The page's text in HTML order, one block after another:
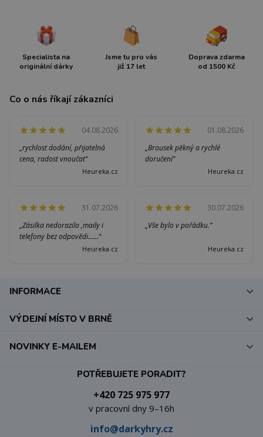
Specialista na
originální dárky
Jsme tu pro vás
již 17 let
Doprava zdarma
od 1500 Kč
Co o nás říkají zákazníci
04.08.2026
„rychlost dodání, přijatelná
cena, radost vnoučat“
Heureka.cz
01.08.2026
„Brousek pěkný a rychlé
doručení“
Heureka.cz
31.07.2026
„Zásilka nedorazila ,maily i
telefony bez odpovědi......“
Heureka.cz
30.07.2026
„Vše bylo v pořádku.“
Heureka.cz
INFORMACE
VÝDEJNÍ MÍSTO V BRNĚ
POTŘEBUJETE PORADIT?
+420 725 975 977
v pracovní dny 9–16h
info@darkyhry.cz
NOVINKY E-MAILEM